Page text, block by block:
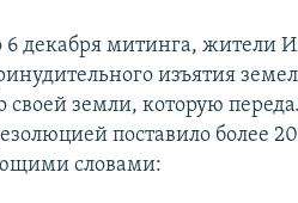
6 декабря митинга, жители
изъятия
своей земли, которую
поставило более
словами: